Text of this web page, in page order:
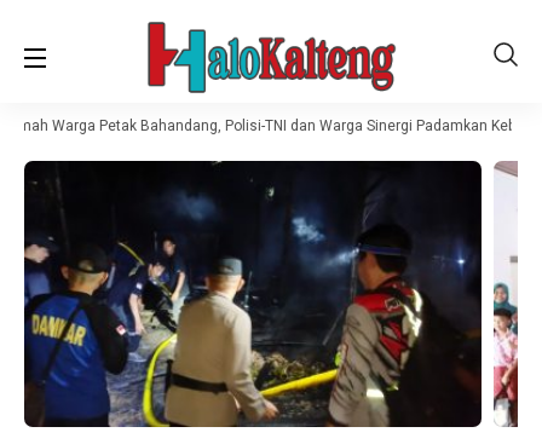
Warga Petak Bahandang, Polisi-TNI dan Warga Sinergi Padamkan